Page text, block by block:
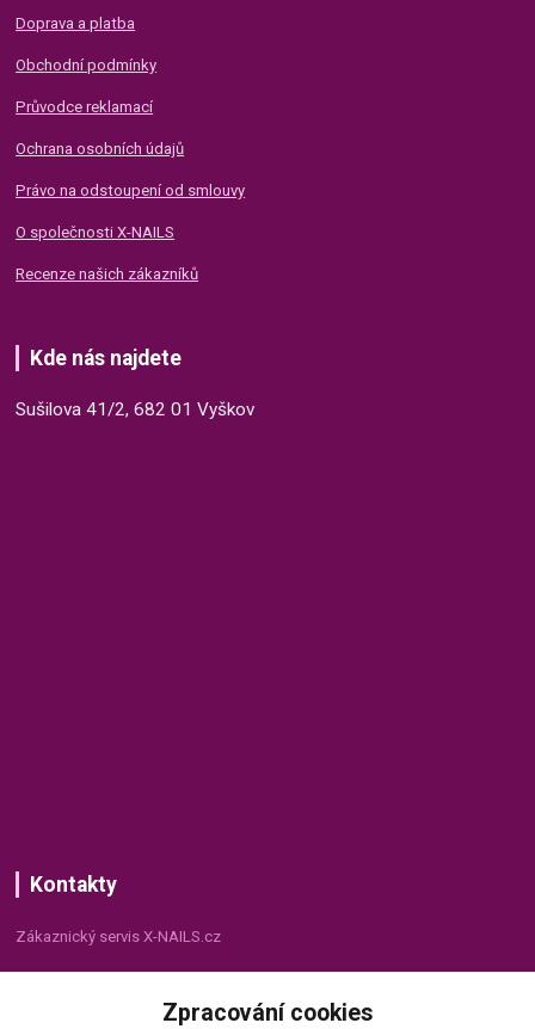
Doprava a platba
Obchodní podmínky
Průvodce reklamací
Ochrana osobních údajů
Právo na odstoupení od smlouvy
O společnosti X-NAILS
Recenze našich zákazníků
Kde nás najdete
Sušilova 41/2, 682 01 Vyškov
Kontakty
Zákaznický servis X-NAILS.cz
+420 735 055 075Zpracování cookies